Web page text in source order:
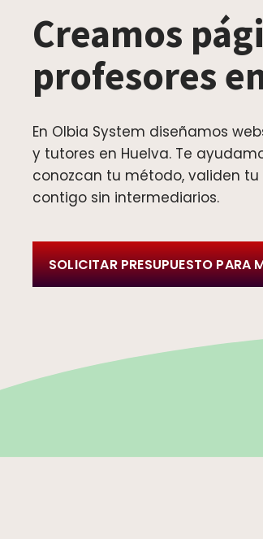
Creamos
profesores
En Olbia System diseñamos
y tutores en Huelva. Te
conozcan tu método, validen
contigo sin intermediarios.
SOLICITAR PRESUPUESTO PARA